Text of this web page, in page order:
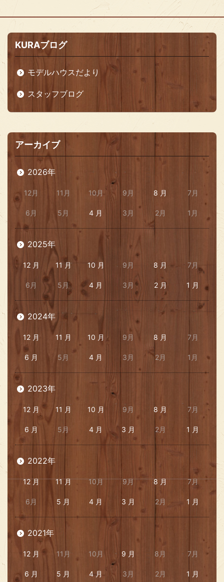
KURAブログ
モデルハウスだより
スタッフブログ
アーカイブ
2026年
12月 11月 10月 9月 8 月 7月
6月 5月 4 月 3月 2月 1月
2025年
12 月 11 月 10 月 9月 8 月 7月
6月 5月 4 月 3月 2 月 1 月
2024年
12 月 11 月 10 月 9月 8 月 7月
6 月 5月 4 月 3月 2月 1月
2023年
12 月 11 月 10 月 9月 8 月 7月
6 月 5月 4 月 3 月 2月 1 月
2022年
12 月 11 月 10月 9月 8 月 7月
6月 5 月 4 月 3 月 2月 1 月
2021年
12 月 11月 10月 9 月 8月 7月
6 月 5 月 4 月 3月 2月 1 月